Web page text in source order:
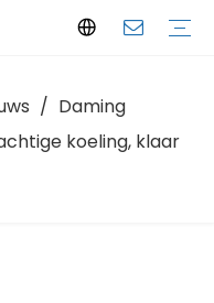
/ Daming
koeling, klaar